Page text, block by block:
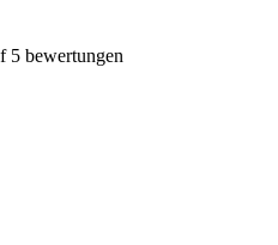
5 bewertungen